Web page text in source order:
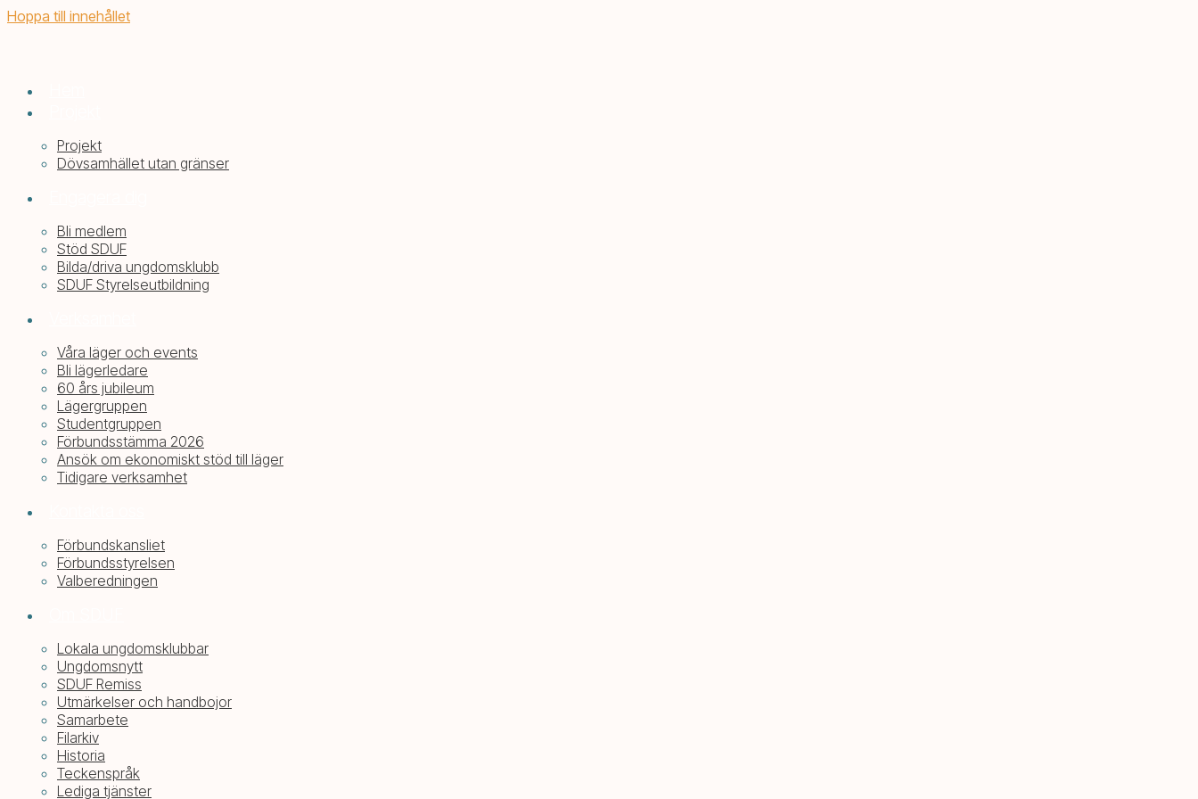
Hoppa till innehållet
Projekt
Dövsamhället utan gränser
Bli medlem
Stöd SDUF
Bilda/driva ungdomsklubb
SDUF Styrelseutbildning
Våra läger och events
Bli lägerledare
60 års jubileum
Lägergruppen
Studentgruppen
Förbundsstämma 2026
Ansök om ekonomiskt stöd till läger
Tidigare verksamhet
Förbundskansliet
Förbundsstyrelsen
Valberedningen
Lokala ungdomsklubbar
Ungdomsnytt
SDUF Remiss
Utmärkelser och handbojor
Samarbete
Filarkiv
Historia
Teckenspråk
Lediga tjänster